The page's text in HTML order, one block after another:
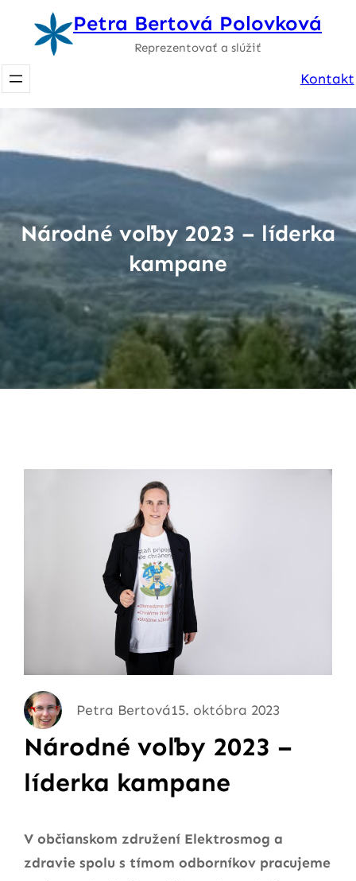
Petra Bertová Polovková
Reprezentovať a slúžiť
Kontakt
Národné voľby 2023 – líderka
kampane
Petra Bertová15. októbra 2023
Národné voľby 2023 –
líderka kampane
V občianskom združení Elektrosmog a
zdravie spolu s tímom odborníkov pracujeme